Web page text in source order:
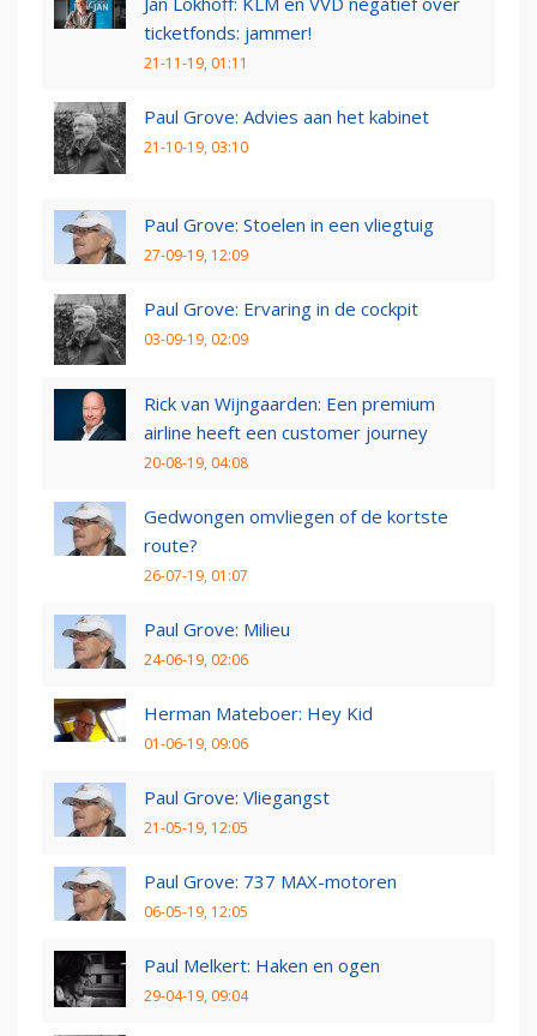
ticketfonds: jammer!
21-11-19, 01:11
Paul Grove: Advies aan het kabinet
21-10-19, 03:10
Paul Grove: Stoelen in een vliegtuig
27-09-19, 12:09
Paul Grove: Ervaring in de cockpit
03-09-19, 02:09
Rick van Wijngaarden: Een premium
airline heeft een customer journey
20-08-19, 04:08
Gedwongen omvliegen of de kortste
route?
26-07-19, 01:07
Paul Grove: Milieu
24-06-19, 02:06
Herman Mateboer: Hey Kid
01-06-19, 09:06
Paul Grove: Vliegangst
21-05-19, 12:05
Paul Grove: 737 MAX-motoren
06-05-19, 12:05
Paul Melkert: Haken en ogen
29-04-19, 09:04